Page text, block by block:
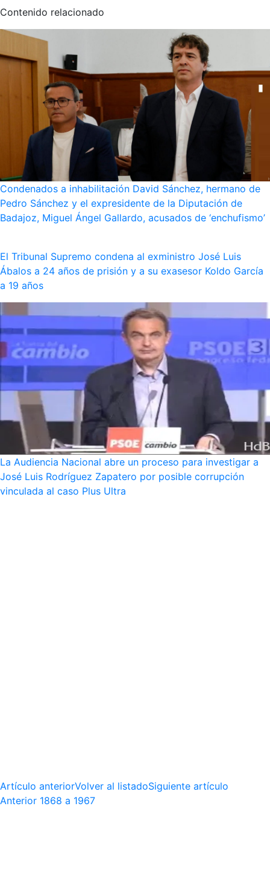
Contenido relacionado
Condenados a inhabilitación David Sánchez, hermano de
Pedro Sánchez y el expresidente de la Diputación de
Badajoz, Miguel Ángel Gallardo, acusados de ‘enchufismo’
El Tribunal Supremo condena al exministro José Luis
Ábalos a 24 años de prisión y a su exasesor Koldo García
a 19 años
La Audiencia Nacional abre un proceso para investigar a
José Luis Rodríguez Zapatero por posible corrupción
vinculada al caso Plus Ultra
Artículo anteriorVolver al listadoSiguiente artículo
Anterior 1868 a 1967